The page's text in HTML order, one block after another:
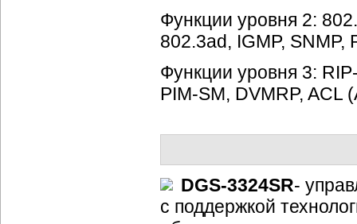
Функции уровня 2:
802.3ad, IGMP, SNMP,
Функции уровня 3:
PIM-SM, DVMRP, ACL
DGS-3324SR-
с поддержкой